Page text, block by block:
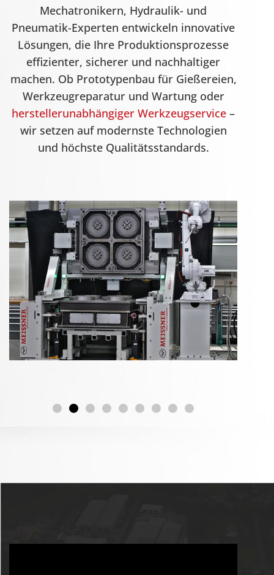
Mechatronikern, Hydraulik- und
Pneumatik-Experten entwickeln innovative
Lösungen, die Ihre Produktionsprozesse
effizienter, sicherer und nachhaltiger
machen. Ob Prototypenbau für Gießereien,
Werkzeugreparatur und Wartung oder
herstellerunabhängiger Werkzeugservice –
wir setzen auf modernste Technologien
und höchste Qualitätsstandards.